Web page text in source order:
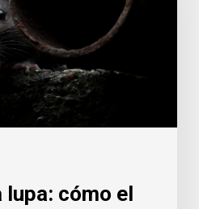
lupa: cómo el